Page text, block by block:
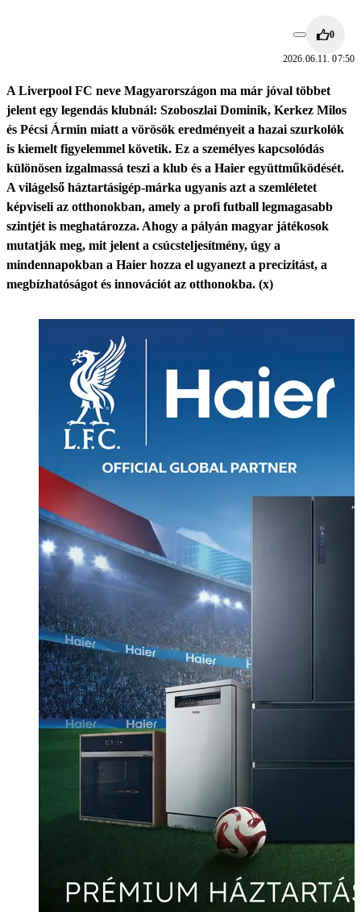
0
2026.06.11. 07:50
A Liverpool FC neve Magyarországon ma már jóval többet
jelent egy legendás klubnál: Szoboszlai Dominik, Kerkez Milos
és Pécsi Ármin miatt a vörösök eredményeit a hazai szurkolók
is kiemelt figyelemmel követik. Ez a személyes kapcsolódás
különösen izgalmassá teszi a klub és a Haier együttműködését.
A világelső háztartásigép-márka ugyanis azt a szemléletet
képviseli az otthonokban, amely a profi futball legmagasabb
szintjét is meghatározza. Ahogy a pályán magyar játékosok
mutatják meg, mit jelent a csúcsteljesítmény, úgy a
mindennapokban a Haier hozza el ugyanezt a precizitást, a
megbízhatóságot és innovációt az otthonokba. (x)